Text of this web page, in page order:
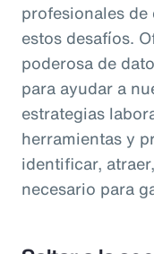
profesionales
estos desafíos.
poderosa de
para ayudar a
estrategias
herramientas y
identificar,
necesario para